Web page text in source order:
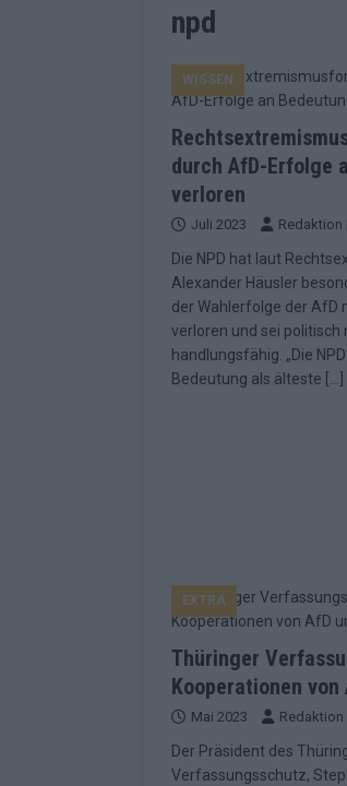
[ Mai 2026 ]
[ Mai 2026 ]
[ Mai 2026 ]
[ Mai 2026 ]
EXTRA
npd
WISSEN
durch AfD-Erfolge
verloren
Juli 2023 Redaktion
Die NPD hat laut
Alexander Häusler
der Wahlerfolge der AfD
verloren und sei politisch
handlungsfähig. „Die
Bedeutung als älteste
EXTRA
Thüringer
Kooperationen von
Mai 2023 Redaktion
Der Präsident des
Verfassungsschutz,